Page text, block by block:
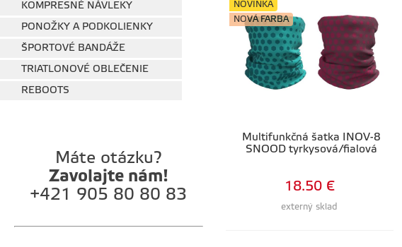
KOMPRESNÉ NÁVLEKY
PONOŽKY A PODKOLIENKY
ŠPORTOVÉ BANDÁŽE
TRIATLONOVÉ OBLEČENIE
REBOOTS
Máte otázku?
Zavolajte nám!
+421 905 80 80 83
Multifunkčná šatka INOV-8
SNOOD tyrkysová/fialová
NOVINKA
NOVÁ FARBA
externý sklad
18.50 €